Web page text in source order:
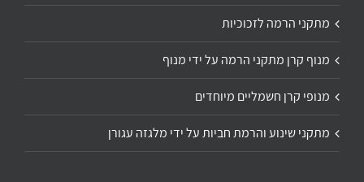
מתקני הרמה לזכוכיות
מנוף קרן מתקני הרמה על ידי מנוף
מנופי קרן חשמליים מיוחדים
מתקני שינוע והרמת חביות על ידי מלגזה עגורן